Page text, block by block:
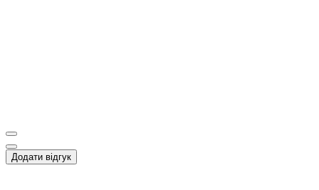
Додати відгук